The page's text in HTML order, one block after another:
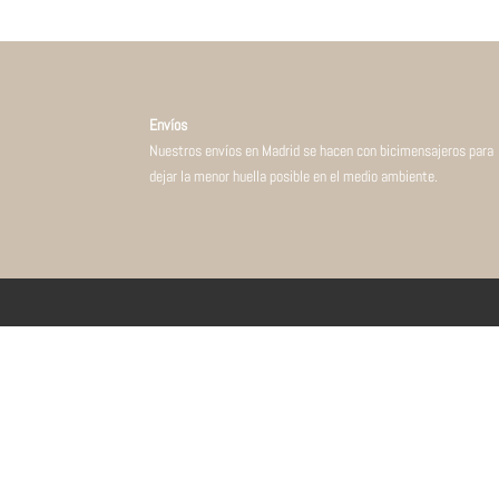
Envíos
Nuestros envíos en Madrid se hacen con bicimensajeros para
dejar la menor huella posible en el medio ambiente.